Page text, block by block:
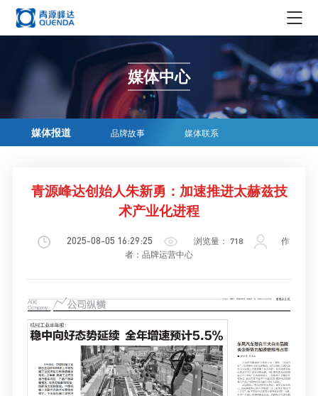
领导简介
发展历程
青源峰达AI智能体
集团新闻
企业生态
投资
文化
企业文化
在线商务
媒体联系
工作环境
联系我们
媒体中心
媒体报道 品牌故事 媒体联系
青源峰达创始人朱新勇：加速推进太赫兹技
术产业化进程
2025-08-05 16:29:25 浏览量： 718
作
者：品牌运营中心